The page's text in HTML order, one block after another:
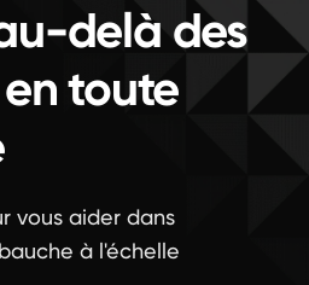
delà des
toute
vous aider dans
à l'échelle